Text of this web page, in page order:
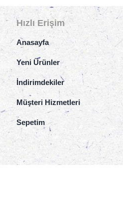
Hızlı Erişim
Anasayfa
Yeni Ürünler
İndirimdekiler
Müşteri Hizmetleri
Sepetim